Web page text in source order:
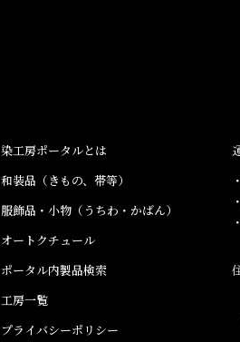
染工房ポータルとは
和装品（きもの、帯等）​
服飾品・小物​（うちわ・かばん）
オートクチュール
ポータル内製品検索
工房一覧
プライバシーポリシー